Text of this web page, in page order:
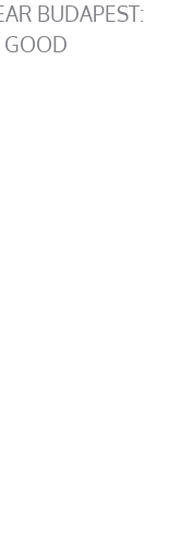
BUDAPEST:
GOOD